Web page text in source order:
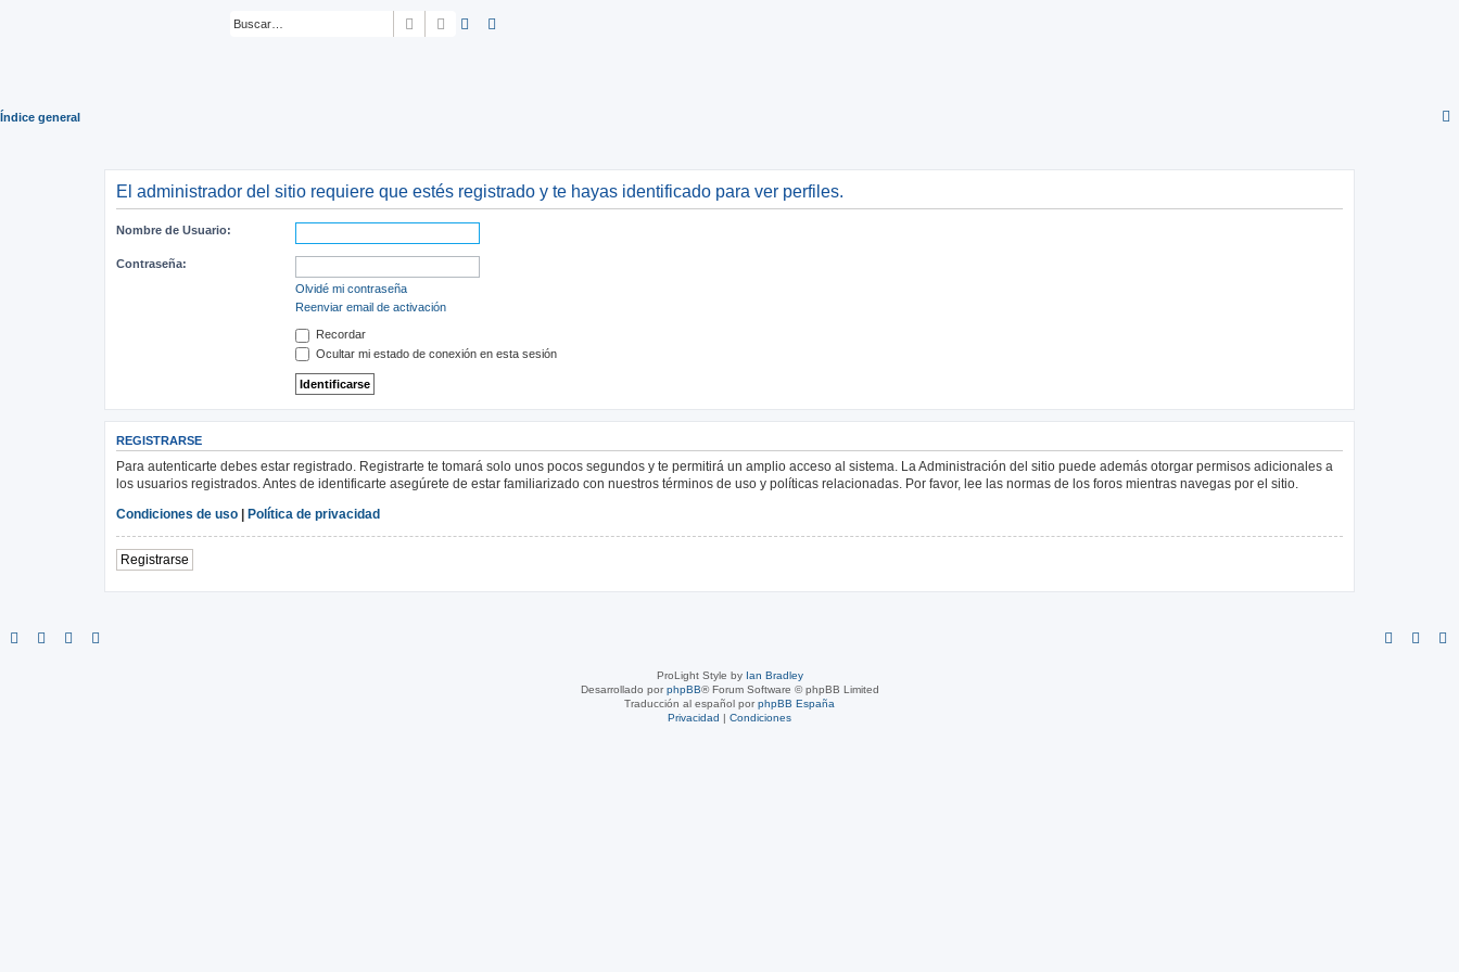
BuscarBúsqueda avanzada
Índice general
El administrador del sitio requiere que estés registrado y te hayas identificado para ver perfiles.
Nombre de Usuario:
Contraseña:
Olvidé mi contraseña
Reenviar email de activación
Recordar
Ocultar mi estado de conexión en esta sesión
REGISTRARSE
Para autenticarte debes estar registrado. Registrarte te tomará solo unos pocos segundos y te permitirá un amplio acceso al sistema. La Administración del sitio puede además otorgar permisos adicionales a
los usuarios registrados. Antes de identificarte asegúrete de estar familiarizado con nuestros términos de uso y políticas relacionadas. Por favor, lee las normas de los foros mientras navegas por el sitio.
Condiciones de uso | Política de privacidad
Registrarse
ProLight Style by Ian Bradley
Desarrollado porphpBB® Forum Software © phpBB Limited
Traducción al español porphpBB España
Privacidad | Condiciones